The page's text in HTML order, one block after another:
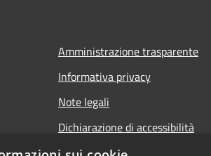
Amministrazione trasparente
Informativa privacy
Note legali
Dichiarazione di accessibilità
Piano di miglioramento del sito